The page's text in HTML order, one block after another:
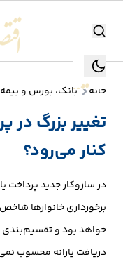
جستجو
تولید
صنعت
انرژی
خانه بانک، بورس و بیمه
تغییر بزرگ در
کنار می‌رود؟
در سازوکار جدید پرداخت
برخورداری خانوارها
خواهد بود و
دریافت یارانه محسوب